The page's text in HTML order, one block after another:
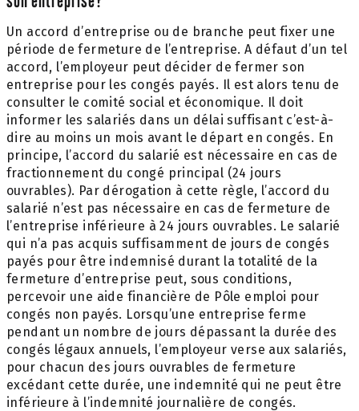
Un accord d’entreprise ou de branche peut fixer une
période de fermeture de l’entreprise. A défaut d’un tel
accord, l’employeur peut décider de fermer son
entreprise pour les congés payés. Il est alors tenu de
consulter le comité social et économique. Il doit
informer les salariés dans un délai suffisant c’est-à-
dire au moins un mois avant le départ en congés. En
principe, l’accord du salarié est nécessaire en cas de
fractionnement du congé principal (24 jours
ouvrables). Par dérogation à cette règle, l’accord du
salarié n’est pas nécessaire en cas de fermeture de
l’entreprise inférieure à 24 jours ouvrables. Le salarié
qui n’a pas acquis suffisamment de jours de congés
payés pour être indemnisé durant la totalité de la
fermeture d’entreprise peut, sous conditions,
percevoir une aide financière de Pôle emploi pour
congés non payés. Lorsqu’une entreprise ferme
pendant un nombre de jours dépassant la durée des
congés légaux annuels, l’employeur verse aux salariés,
pour chacun des jours ouvrables de fermeture
excédant cette durée, une indemnité qui ne peut être
inférieure à l’indemnité journalière de congés.